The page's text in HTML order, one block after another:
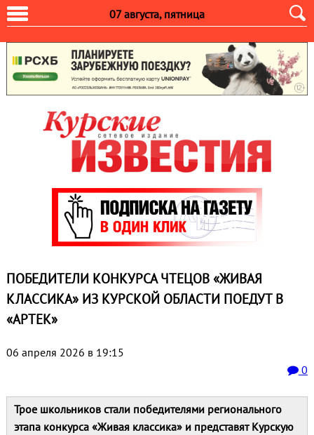
07 августа, пятница
ПОБЕДИТЕЛИ КОНКУРСА ЧТЕЦОВ «ЖИВАЯ
КЛАССИКА» ИЗ КУРСКОЙ ОБЛАСТИ ПОЕДУТ В
«АРТЕК»
06 апреля 2026 в 19:15
0
Трое школьников стали победителями регионального
этапа конкурса «Живая классика» и представят Курскую